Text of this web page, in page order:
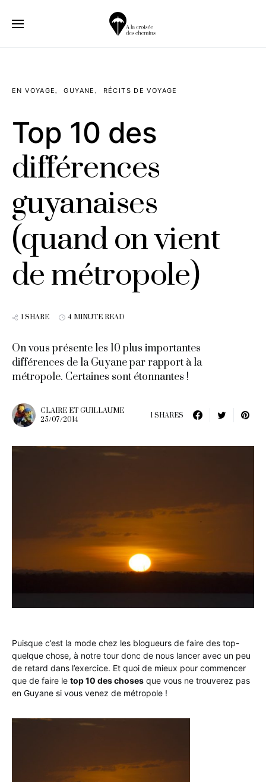
EN VOYAGE GUYANE RÉCITS DE VOYAGE
Top 10 des
différences
guyanaises
(quand on vient
de métropole)
1 SHARE 4 MINUTE READ
On vous présente les 10 plus importantes
différences de la Guyane par rapport à la
métropole. Certaines sont étonnantes !
CLAIRE ET GUILLAUME
25/07/2014
1 SHARES
Puisque c’est la mode chez les blogueurs de faire des top-
quelque chose, à notre tour donc de nous lancer avec un peu
de retard dans l’exercice. Et quoi de mieux pour commencer
que de faire le top 10 des choses que vous ne trouverez pas
en Guyane si vous venez de métropole !